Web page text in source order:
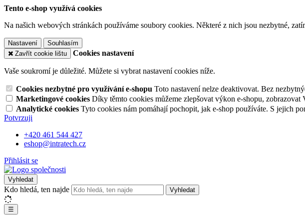
Tento e-shop využívá cookies
Na našich webových stránkách používáme soubory cookies. Některé z nich jsou nezbytné,
Nastavení
Souhlasím
Zavřít cookie lištu
Cookies nastavení
Vaše soukromí je důležité. Můžete si vybrat nastavení cookies níže.
Cookies nezbytné pro využívání e-shopu Toto nastavení nelze deaktivovat. Bez
Marketingové cookies Díky těmto cookies můžeme zlepšovat výkon e-shopu,
Analytické cookies Tyto cookies nám pomáhají pochopit, jak e-shop používáte. S jejich
Potvrzuji
+420 461 544 427
eshop@intratech.cz
Přihlásit se
Vyhledat
Kdo hledá, ten najde Vyhledat
☰